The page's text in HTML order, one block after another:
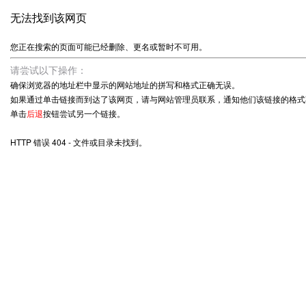
无法找到该网页
您正在搜索的页面可能已经删除、更名或暂时不可用。
请尝试以下操作：
确保浏览器的地址栏中显示的网站地址的拼写和格式正确无误。
如果通过单击链接而到达了该网页，请与网站管理员联系，通知他们该链接的格
单击后退按钮尝试另一个链接。
HTTP 错误 404 - 文件或目录未找到。